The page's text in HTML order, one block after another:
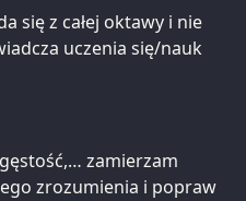
się z całej oktawy i nie
uczenia się/nauk
zamierzam
zrozumienia i popraw